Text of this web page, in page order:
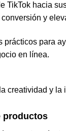
TikTok hacia
y
prácticos para
en línea.
creatividad y
productos